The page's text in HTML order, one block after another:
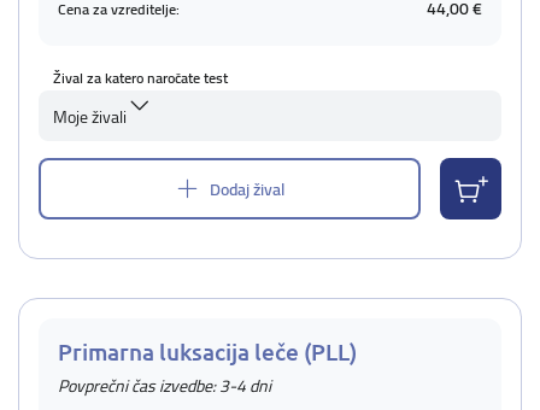
Cena za vzreditelje: 44,00 €
Žival za katero naročate test
Moje živali
Dodaj žival
Primarna luksacija leče (PLL)
Povprečni čas izvedbe: 3-4 dni